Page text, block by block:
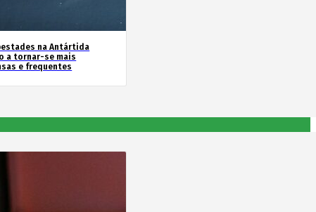
na Antártida
a tornar-se mais
e frequentes